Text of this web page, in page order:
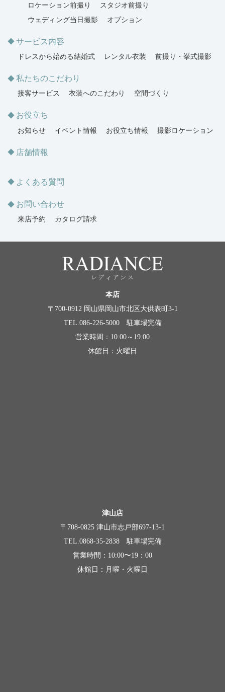
ロケーション前撮り
スタジオ前撮り
ウェディング当日撮影
オプション
サービス内容
ドレスから始める結婚式 レンタル衣装 前撮り・挙式撮影
私たちのこだわり
接客サービス 衣装へのこだわり 空間づくり
お役立ち
お知らせ イベント情報 お役立ち情報 撮影ロケーション
店舗情報
よくある質問
お問い合わせ
来店予約 カタログ請求
本店
〒700-0912 岡山県岡山市北区大供表町3-1
TEL.086-226-5000 駐車場完備
営業時間：10:00～19:00
休館日：火曜日
津山店
〒708-0825 津山市志戸部697-13-1
TEL.0868-35-2838 駐車場完備
営業時間：10:00〜19：00
休館日：月曜・火曜日